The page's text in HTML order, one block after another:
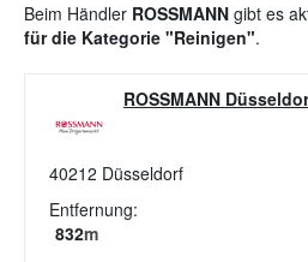
Beim Händler ROSSMANN gibt es
für die Kategorie "Reinigen".
ROSSMANN
40212 Düsseldorf
Entfernung:
832m